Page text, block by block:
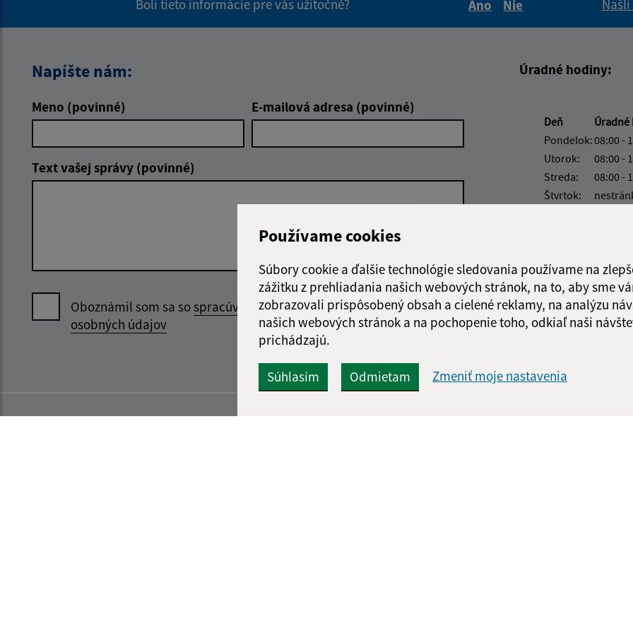
Používame cookies
Súbory cookie a ďalšie technológie sledovania používame na
zážitku z prehliadania našich webových stránok, na to, aby sme
zobrazovali prispôsobený obsah a cielené reklamy, na analýzu
našich webových stránok a na pochopenie toho, odkiaľ naši
prichádzajú.
Súhlasím Odmietam Zmeniť moje nastavenia
Boli tieto informácie pre vás užitočné?
Áno
Nie
Napíšte nám:
Meno (povinné) E-mailová adresa (povinné)
Text vašej správy (povinné)
Oboznámil som sa sospracúvaním
osobných údajov
Google reCaptcha Response
Odoslať správu
Úradné hodiny:
Deň
Pondelok:08:00 -
Utorok:
08:00 -
Streda:
08:00 -
Štvrtok: